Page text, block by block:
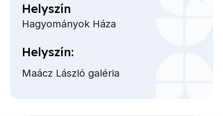
Helyszín
Hagyományok Háza
Helyszín:
Maácz László galéria